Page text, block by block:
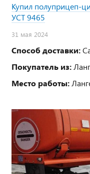
Купил полуприцеп-
УСТ 9465
31 мая 2024
Способ доставки:
Покупатель из:
Место работы: